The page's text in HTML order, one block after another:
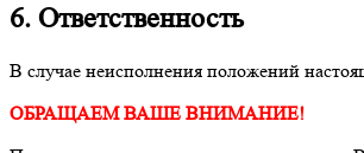
6. Ответственность
В случае неисполнения положений
ОБРАЩАЕМ ВАШЕ ВНИМАНИЕ!